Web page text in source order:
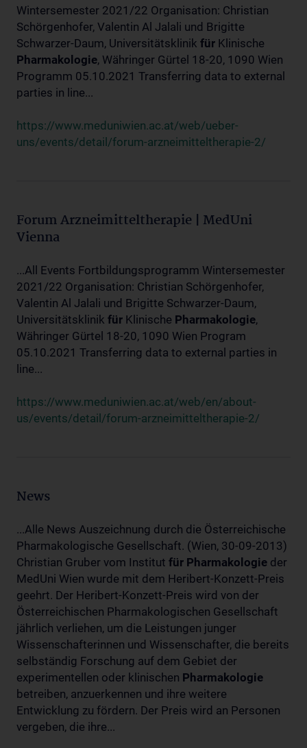
Wintersemester 2021/22 Organisation: Christian
Schörgenhofer, Valentin Al Jalali und Brigitte
Schwarzer-Daum, Universitätsklinik für Klinische
Pharmakologie, Währinger Gürtel 18-20, 1090 Wien
Programm 05.10.2021 Transferring data to external
parties in line...
https://www.meduniwien.ac.at/web/ueber-
uns/events/detail/forum-arzneimitteltherapie-2/
Forum Arzneimitteltherapie | MedUni
Vienna
...All Events Fortbildungsprogramm Wintersemester
2021/22 Organisation: Christian Schörgenhofer,
Valentin Al Jalali und Brigitte Schwarzer-Daum,
Universitätsklinik für Klinische Pharmakologie,
Währinger Gürtel 18-20, 1090 Wien Program
05.10.2021 Transferring data to external parties in
line...
https://www.meduniwien.ac.at/web/en/about-
us/events/detail/forum-arzneimitteltherapie-2/
News
...Alle News Auszeichnung durch die Österreichische
Pharmakologische Gesellschaft. (Wien, 30-09-2013)
Christian Gruber vom Institut für Pharmakologie der
MedUni Wien wurde mit dem Heribert-Konzett-Preis
geehrt. Der Heribert-Konzett-Preis wird von der
Österreichischen Pharmakologischen Gesellschaft
jährlich verliehen, um die Leistungen junger
Wissenschafterinnen und Wissenschafter, die bereits
selbständig Forschung auf dem Gebiet der
experimentellen oder klinischen Pharmakologie
betreiben, anzuerkennen und ihre weitere
Entwicklung zu fördern. Der Preis wird an Personen
vergeben, die ihre...